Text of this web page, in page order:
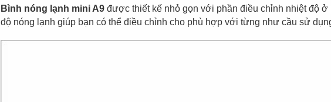
Bình nóng lạnh mini A9 được thiết kế nhỏ gọn với phần điều chỉnh nhiệt độ
độ nóng lạnh giúp bạn có thể điều chỉnh cho phù hợp với từng như cầu sử